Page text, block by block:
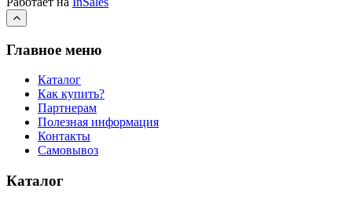
Главное меню
Каталог
Как купить?
Партнерам
Полезная информация
Контакты
Самовывоз
Каталог